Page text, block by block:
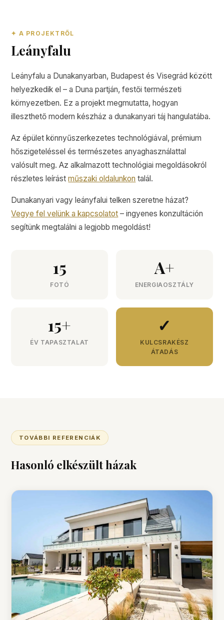
✦ A PROJEKTRŐL
Leányfalu
Leányfalu a Dunakanyarban, Budapest és Visegrád között
helyezkedik el – a Duna partján, festői természeti
környezetben. Ez a projekt megmutatta, hogyan
illeszthető modern készház a dunakanyari táj hangulatába.
Az épület könnyűszerkezetes technológiával, prémium
hőszigeteléssel és természetes anyaghasználattal
valósult meg. Az alkalmazott technológiai megoldásokról
részletes leírástműszaki oldalunkon talál.
Dunakanyari vagy leányfalui telken szeretne házat?
Vegye fel velünk a kapcsolatot – ingyenes konzultáción
segítünk megtalálni a legjobb megoldást!
15
FOTÓ
A+
ENERGIAOSZTÁLY
15+
ÉV TAPASZTALAT
✓
KULCSRAKÉSZ
ÁTADÁS
TOVÁBBI REFERENCIÁK
Hasonló elkészült házak